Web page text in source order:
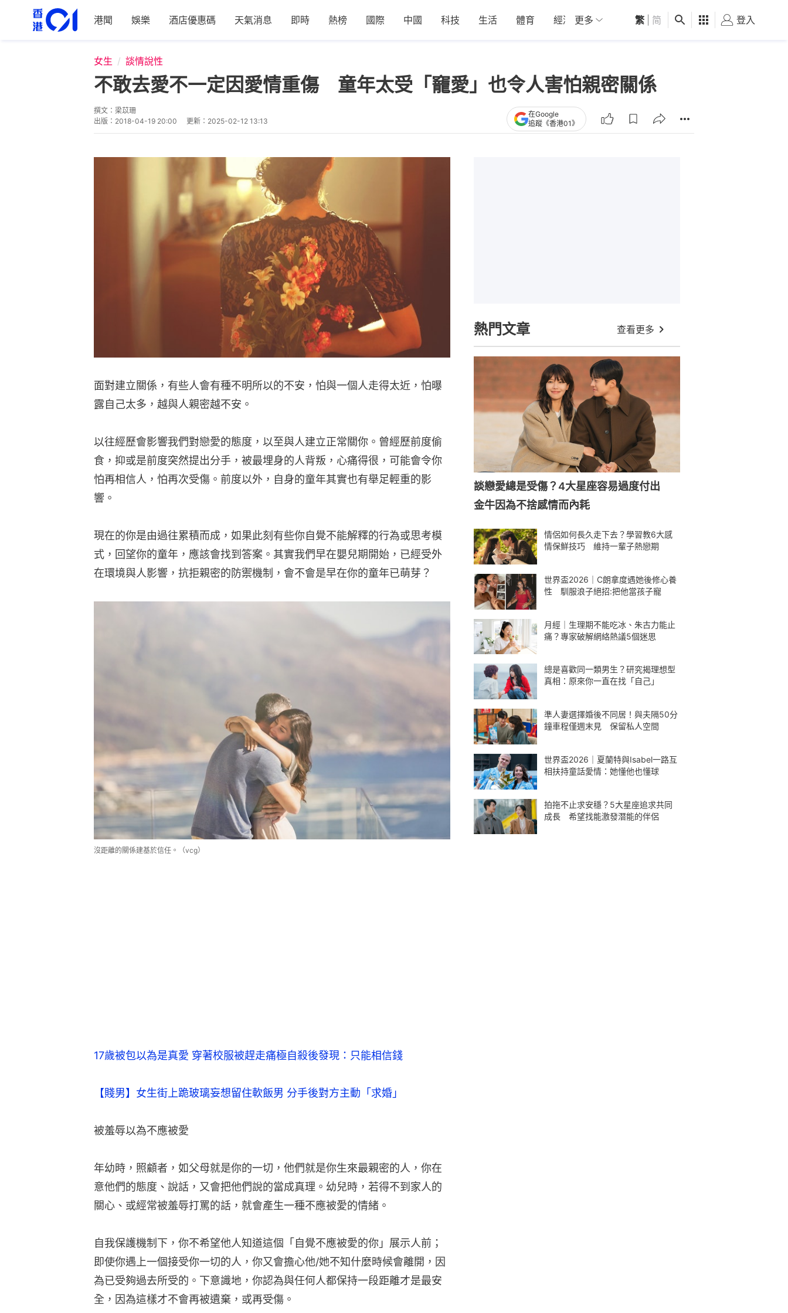
港聞 娛樂 酒店優惠碼 天氣消息 即時 熱榜 國際 中國 科技 生活 體育 經濟 01深圳 觀點 健康 好食玩飛
更多 繁 简 登入
女生 談情說性
不敢去愛不一定因愛情重傷 童年太受「竉愛」也令人害怕親密關係
撰文： 梁苡珊
出版： 2018-04-19 20:00 更新： 2025-02-12 13:13
在Google
追蹤《香港01》
面對建立關係，有些人會有種不明所以的不安，怕與一個人走得太近，怕曝
露自己太多，越與人親密越不安。
以往經歷會影響我們對戀愛的態度，以至與人建立正常關你。曾經歷前度偷
食，抑或是前度突然提出分手，被最埋身的人背叛，心痛得很，可能會令你
怕再相信人，怕再次受傷。前度以外，自身的童年其實也有舉足輕重的影
響。
現在的你是由過往累積而成，如果此刻有些你自覺不能解釋的行為或思考模
式，回望你的童年，應該會找到答案。其實我們早在嬰兒期開始，已經受外
在環境與人影響，抗拒親密的防禦機制，會不會是早在你的童年已萌芽？
沒距離的關係建基於信任。（vcg）
17歲被包以為是真愛 穿著校服被趕走痛極自殺後發現：只能相信錢
【賤男】女生街上跪玻璃妄想留住軟飯男 分手後對方主動「求婚」
被羞辱以為不應被愛
年幼時，照顧者，如父母就是你的一切，他們就是你生來最親密的人，你在
意他們的態度、說話，又會把他們說的當成真理。幼兒時，若得不到家人的
關心、或經常被羞辱打罵的話，就會產生一種不應被愛的情緒。
自我保護機制下，你不希望他人知道這個「自覺不應被愛的你」展示人前；
即使你遇上一個接受你一切的人，你又會擔心他/她不知什麼時候會離開，因
為已受夠過去所受的。下意識地，你認為與任何人都保持一段距離才是最安
全，因為這樣才不會再被遺棄，或再受傷。
熱門文章 查看更多
談戀愛總是受傷？4大星座容易過度付出
金牛因為不捨感情而內耗
情侶如何長久走下去？學習教6大感
情保鮮技巧 維持一輩子熱戀期
世界盃2026｜C朗拿度遇她後修心養
性 馴服浪子絕招:把他當孩子寵
月經｜生理期不能吃冰、朱古力能止
痛？專家破解網絡熱議5個迷思
總是喜歡同一類男生？研究揭理想型
真相：原來你一直在找「自己」
準人妻選擇婚後不同居！與夫隔50分
鐘車程僅週末見 保留私人空間
世界盃2026｜夏蘭特與Isabel一路互
相扶持童話愛情：她懂他也懂球
拍拖不止求安穩？5大星座追求共同
成長 希望找能激發潛能的伴侶